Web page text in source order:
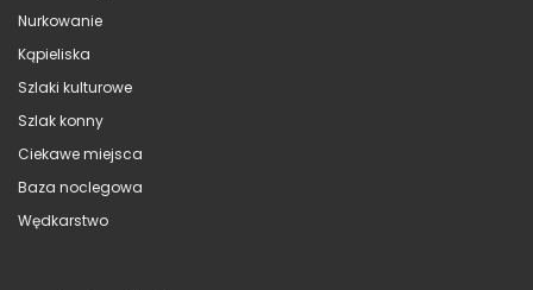
Nurkowanie
Kąpieliska
Szlaki kulturowe
Szlak konny
Ciekawe miejsca
Baza noclegowa
Wędkarstwo